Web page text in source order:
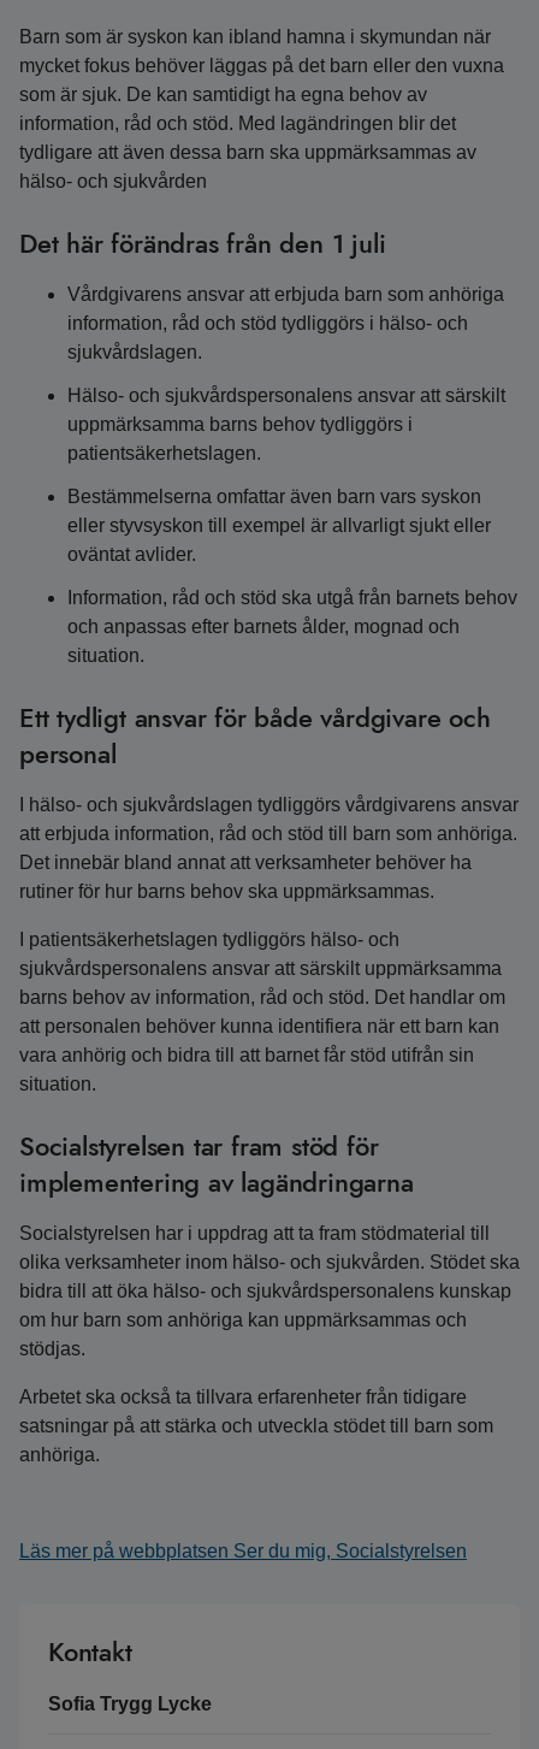
Barn som är syskon kan ibland hamna i skymundan när
mycket fokus behöver läggas på det barn eller den vuxna
som är sjuk. De kan samtidigt ha egna behov av
information, råd och stöd. Med lagändringen blir det
tydligare att även dessa barn ska uppmärksammas av
hälso- och sjukvården
Det här förändras från den 1 juli
Vårdgivarens ansvar att erbjuda barn som anhöriga
information, råd och stöd tydliggörs i hälso- och
sjukvårdslagen.
Hälso- och sjukvårdspersonalens ansvar att särskilt
uppmärksamma barns behov tydliggörs i
patientsäkerhetslagen.
Bestämmelserna omfattar även barn vars syskon
eller styvsyskon till exempel är allvarligt sjukt eller
oväntat avlider.
Information, råd och stöd ska utgå från barnets behov
och anpassas efter barnets ålder, mognad och
situation.
Ett tydligt ansvar för både vårdgivare och
personal
I hälso- och sjukvårdslagen tydliggörs vårdgivarens ansvar
att erbjuda information, råd och stöd till barn som anhöriga.
Det innebär bland annat att verksamheter behöver ha
rutiner för hur barns behov ska uppmärksammas.
I patientsäkerhetslagen tydliggörs hälso- och
sjukvårdspersonalens ansvar att särskilt uppmärksamma
barns behov av information, råd och stöd. Det handlar om
att personalen behöver kunna identifiera när ett barn kan
vara anhörig och bidra till att barnet får stöd utifrån sin
situation.
Socialstyrelsen tar fram stöd för
implementering av lagändringarna
Socialstyrelsen har i uppdrag att ta fram stödmaterial till
olika verksamheter inom hälso- och sjukvården. Stödet ska
bidra till att öka hälso- och sjukvårdspersonalens kunskap
om hur barn som anhöriga kan uppmärksammas och
stödjas.
Arbetet ska också ta tillvara erfarenheter från tidigare
satsningar på att stärka och utveckla stödet till barn som
anhöriga.
Läs mer på webbplatsen Ser du mig, Socialstyrelsen
Kontakt
Sofia Trygg Lycke